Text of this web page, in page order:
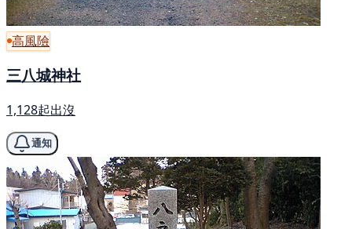
高風險
三八城神社
1,128起出沒
通知